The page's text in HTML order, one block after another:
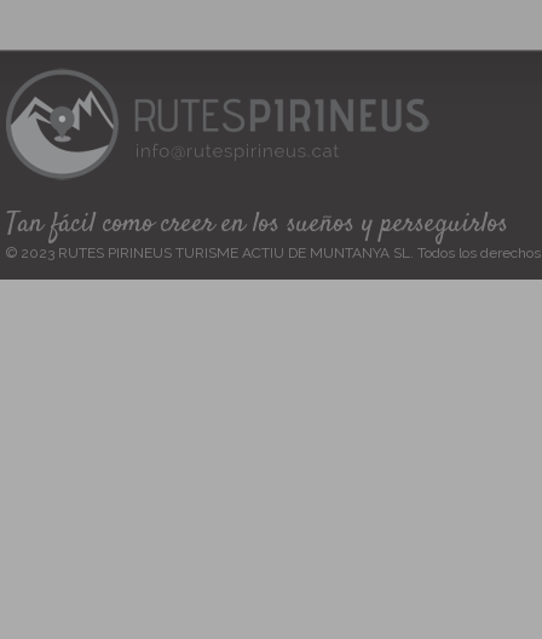
Tan fácil como creer en los sueños y perseguirlos
© 2023 RUTES PIRINEUS TURISME ACTIU DE MUNTANYA SL. Todos los